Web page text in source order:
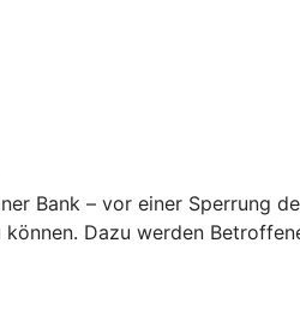
Bank – vor einer Sperrung
Dazu werden